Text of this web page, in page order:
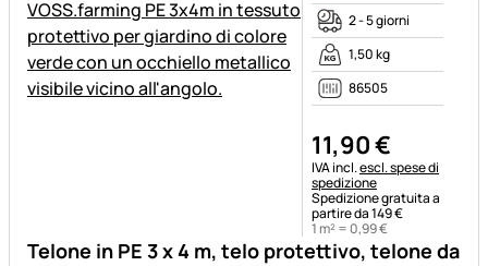
Telone in PE 3 x 4 m, telo protettivo, telone da
2 - 5 giorni
1,50 kg
86505
11,90€
Informazioni fiscali:
IVA incl.escl. spese di
spedizione
Spedizione gratuita a
partire da 149 €
1 m² = 0,99€